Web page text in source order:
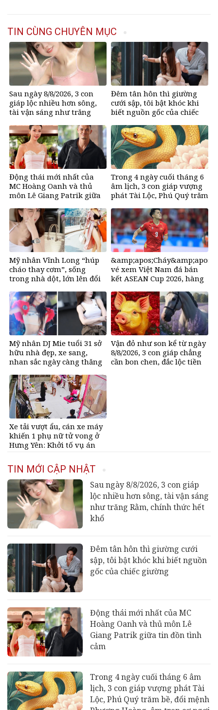
TIN CÙNG CHUYÊN MỤC
Sau ngày 8/8/2026, 3 con
giáp lộc nhiều hơn sông,
tài vận sáng như trăng
Đêm tân hôn thì giường
cưới sập, tôi bật khóc khi
biết nguồn gốc của chiếc
Động thái mới nhất của
MC Hoàng Oanh và thủ
môn Lê Giang Patrik giữa
Trong 4 ngày cuối tháng 6
âm lịch, 3 con giáp vượng
phát Tài Lộc, Phú Quý trăm
Hoàng, ôm trọn cơ ngơi đồ
sộ
Mỹ nhân Vĩnh Long “húp
cháo thay cơm”, sống
trong nhà dột, lớn lên đổi
50 tỷ đồng
&amp;apos;Cháy&amp;apos;
vé xem Việt Nam đá bán
kết ASEAN Cup 2026, hàng
Mỹ nhân DJ Mie tuổi 31 sở
hữu nhà đẹp, xe sang,
nhan sắc ngày càng thăng
Vận đỏ như son kể từ ngày
8/8/2026, 3 con giáp chẳng
cần bon chen, đắc lộc tiền
Xe tải vượt ẩu, cán xe máy
khiến 1 phụ nữ tử vong ở
Hưng Yên: Khởi tố vụ án
TIN MỚI CẬP NHẬT
Sau ngày 8/8/2026, 3 con giáp
lộc nhiều hơn sông, tài vận sáng
như trăng Rằm, chính thức hết
khổ
Đêm tân hôn thì giường cưới
sập, tôi bật khóc khi biết nguồn
gốc của chiếc giường
Động thái mới nhất của MC
Hoàng Oanh và thủ môn Lê
Giang Patrik giữa tin đồn tình
cảm
Trong 4 ngày cuối tháng 6 âm
lịch, 3 con giáp vượng phát Tài
Lộc, Phú Quý trăm bề, đổi mệnh